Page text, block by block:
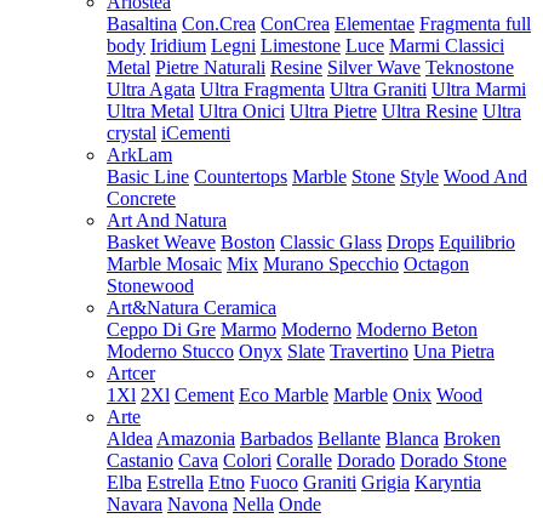
Basaltina Con.Crea ConCrea Elementae Fragmenta full
body Iridium Legni Limestone Luce Marmi Classici
Metal Pietre Naturali Resine Silver Wave Teknostone
Ultra Agata Ultra Fragmenta Ultra Graniti Ultra Marmi
Ultra Metal Ultra Onici Ultra Pietre Ultra Resine Ultra
crystal iCementi
ArkLam
Basic Line Countertops Marble Stone Style Wood And
Concrete
Art And Natura
Basket Weave Boston Classic Glass Drops Equilibrio
Marble Mosaic Mix Murano Specchio Octagon
Stonewood
Art&Natura Ceramica
Ceppo Di Gre Marmo Moderno Moderno Beton
Moderno Stucco Onyx Slate Travertino Una Pietra
Artcer
1Xl 2Xl Cement Eco Marble Marble Onix Wood
Arte
Aldea Amazonia Barbados Bellante Blanca Broken
Castanio Cava Colori Coralle Dorado Dorado Stone
Elba Estrella Etno Fuoco Graniti Grigia Karyntia
Navara Navona Nella Onde